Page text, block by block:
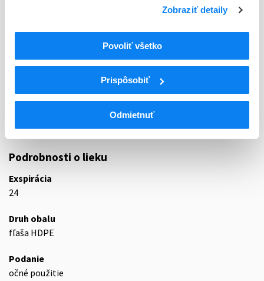
Zobraziť detaily
Povoliť všetko
Prispôsobiť
Odmietnuť
64 - OPHTHALMOLOGICA
ATC
Zmyslové orgány
Oftalmologiká
S01E
Antiglaukomatiká a miotiká
Podrobnosti o lieku
Exspirácia
24
Druh obalu
fľaša HDPE
Podanie
očné použitie